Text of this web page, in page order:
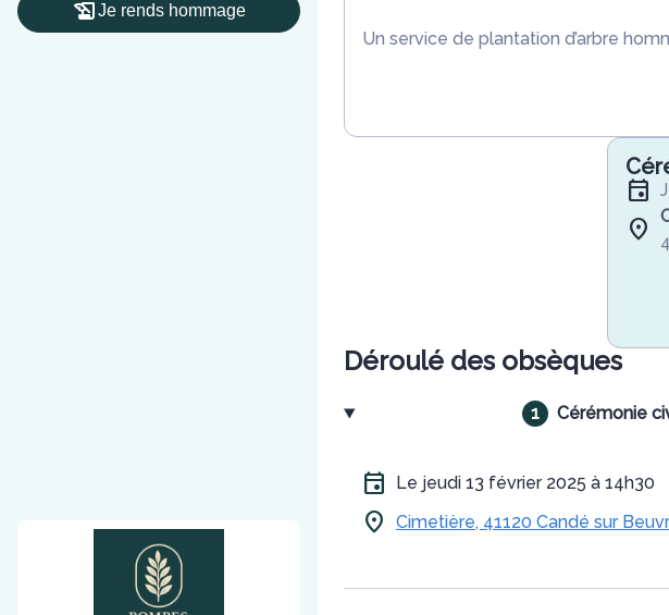
Je rends hommage
Un service de plantation d’arbre
Déroulé des obsèques
Cérémonie
Le jeudi 13 février 2025 à 14h30
Cimetière, 41120 Candé sur